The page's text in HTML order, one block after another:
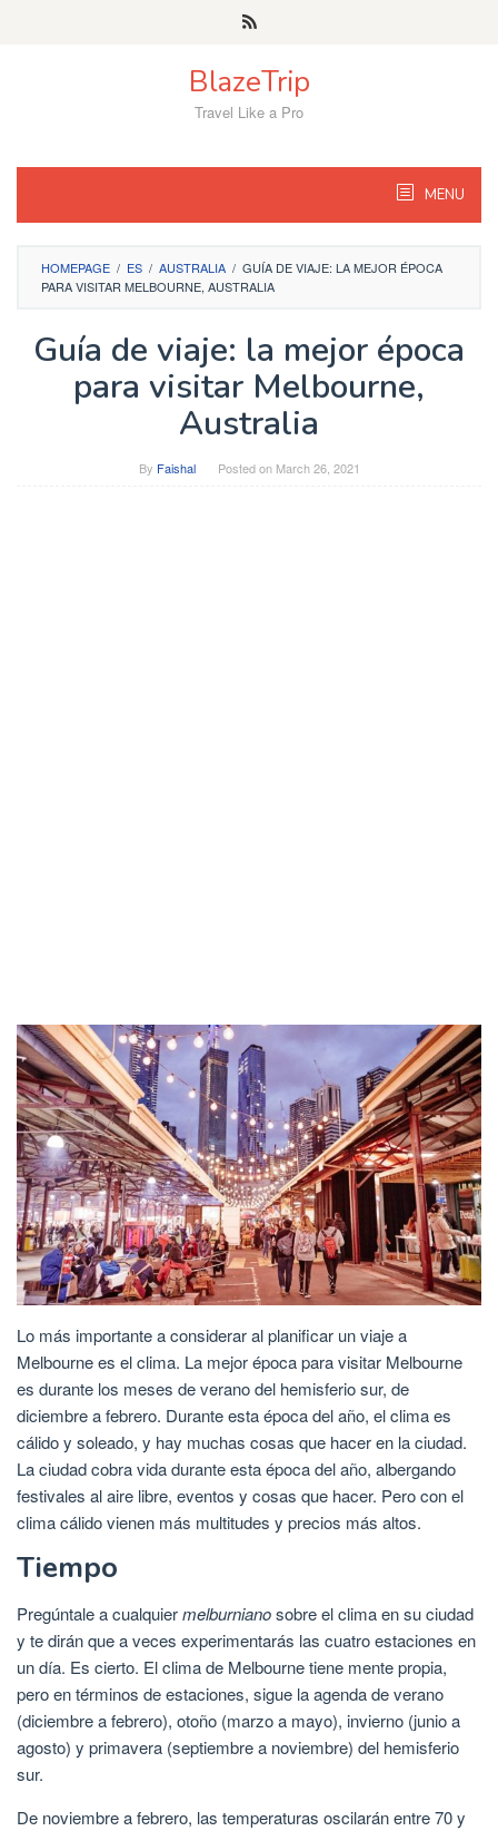
BlazeTrip
Travel Like a Pro
MENU
HOMEPAGE / ES / AUSTRALIA / GUÍA DE VIAJE: LA MEJOR ÉPOCA
PARA VISITAR MELBOURNE, AUSTRALIA
Guía de viaje: la mejor época
para visitar Melbourne,
Australia
By Faishal Posted on March 26, 2021
Lo más importante a considerar al planificar un viaje a
Melbourne es el clima. La mejor época para visitar Melbourne
es durante los meses de verano del hemisferio sur, de
diciembre a febrero. Durante esta época del año, el clima es
cálido y soleado, y hay muchas cosas que hacer en la ciudad.
La ciudad cobra vida durante esta época del año, albergando
festivales al aire libre, eventos y cosas que hacer. Pero con el
clima cálido vienen más multitudes y precios más altos.
Tiempo
Pregúntale a cualquiermelburnianosobre el clima en su ciudad
y te dirán que a veces experimentarás las cuatro estaciones en
un día. Es cierto. El clima de Melbourne tiene mente propia,
pero en términos de estaciones, sigue la agenda de verano
(diciembre a febrero), otoño (marzo a mayo), invierno (junio a
agosto) y primavera (septiembre a noviembre) del hemisferio
sur.
De noviembre a febrero, las temperaturas oscilarán entre 70 y